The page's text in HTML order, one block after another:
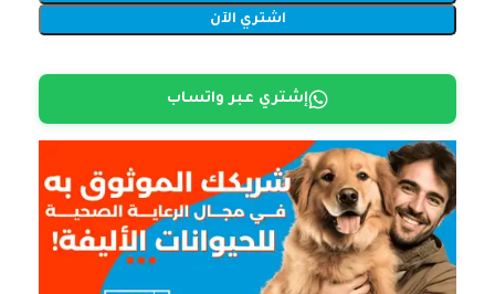
اشتري الآن
إشتري عبر واتساب